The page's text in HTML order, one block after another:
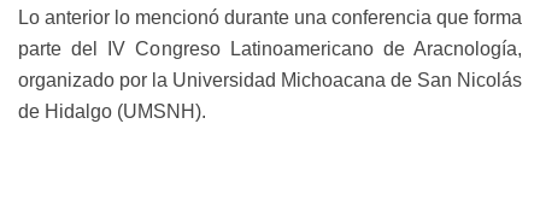
Lo anterior lo mencionó durante una conferencia que forma
parte del IV Congreso Latinoamericano de Aracnología,
organizado por la Universidad Michoacana de San Nicolás
de Hidalgo (UMSNH).